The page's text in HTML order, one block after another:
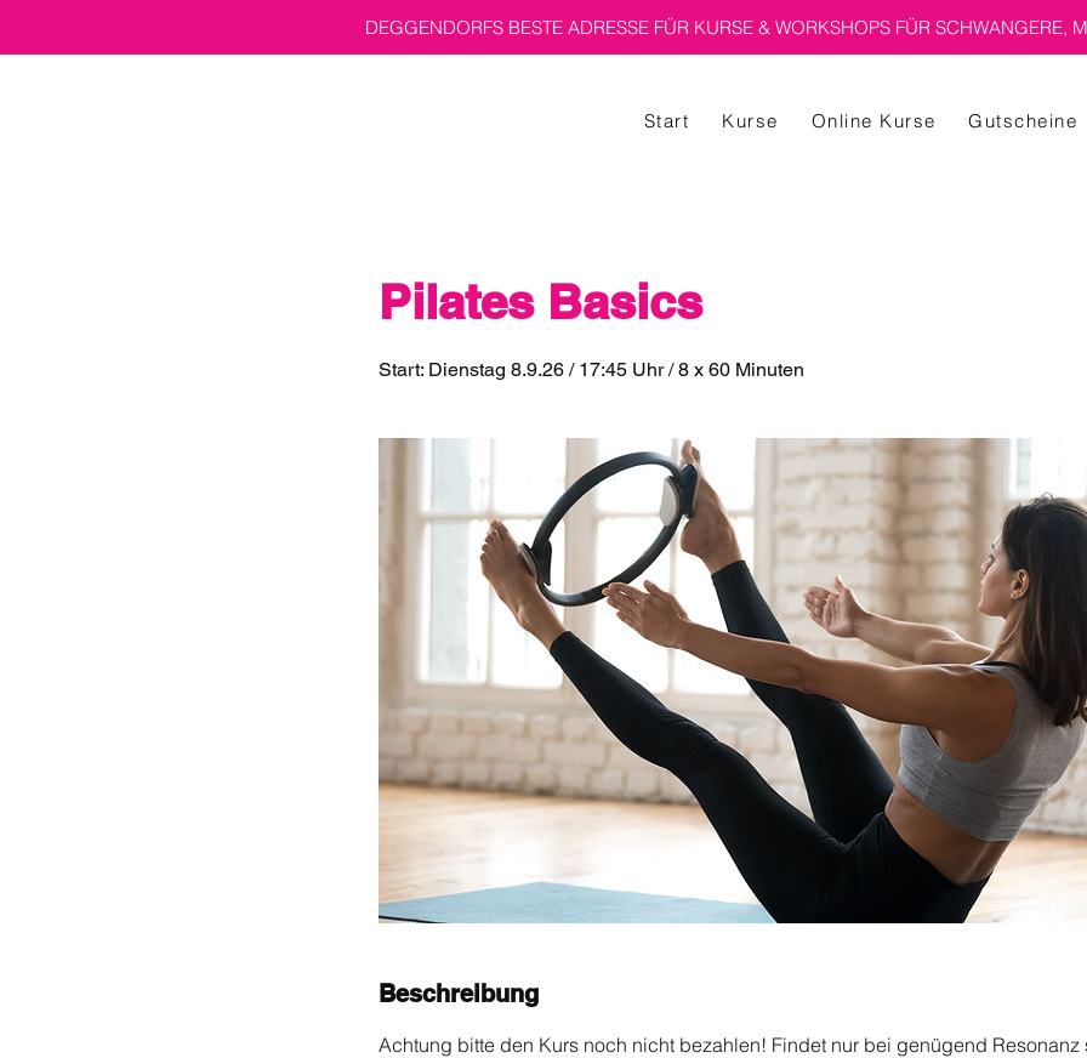
DEGGENDORFS BESTE ADRESSE FÜR KURSE & WORKSHOPS FÜR SCHWANGERE,
Start Kurse Online Kurse Gutscheine
Pilates Basics
Start: Dienstag 8.9.26 / 17:45 Uhr / 8 x 60 Minuten
Beschreibung
Achtung bitte den Kurs noch nicht bezahlen! Findet nur bei genügend Resonanz